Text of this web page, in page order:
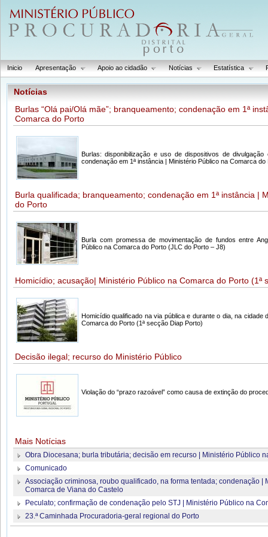
Inicio Apresentação Apoio ao cidadão Notícias Estatística
Notícias
Burlas “Olá pai/Olá mãe”; branqueamento; condenação em 1ª
Comarca do Porto
Burlas: disponibilização e uso de dispositivos de
condenação em 1ª instância | Ministério Público na Comarca
Burla qualificada; branqueamento; condenação em 1ª instância |
do Porto
Burla com promessa de movimentação de fundos entre
Público na Comarca do Porto (JLC do Porto – J8)
Homicídio; acusação| Ministério Público na Comarca do Porto (1ª
Homicídio qualificado na via pública e durante o dia, na cidade
Comarca do Porto (1ª secção Diap Porto)
Decisão ilegal; recurso do Ministério Público
Violação do “prazo razoável” como causa de extinção do
Mais Notícias
Obra Diocesana; burla tributária; decisão em recurso | Ministério Público
Comunicado
Associação criminosa, roubo qualificado, na forma tentada; condenação |
Comarca de Viana do Castelo
Peculato; confirmação de condenação pelo STJ | Ministério Público na
23.ª Caminhada Procuradoria-geral regional do Porto